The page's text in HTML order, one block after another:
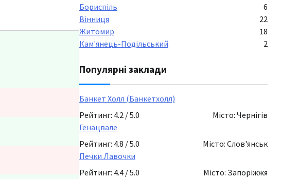
Бориспіль
6
Вінниця
22
Житомир
18
Кам'янець-Подільський
2
Популярні заклади
Банкет Холл (Банкетхолл)
Рейтинг: 4.2 / 5.0
Місто: Чернігів
Генацвале
Рейтинг: 4.8 / 5.0
Місто: Слов'янськ
Печки Лавочки
Рейтинг: 4.4 / 5.0
Місто: Запоріжжя